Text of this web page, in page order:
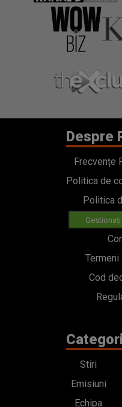
Despre
Frecvențe
Politica de
Politica
Cod
Stiri
Emisiuni
Echipa